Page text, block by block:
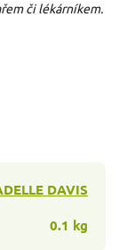
či lékárníkem.
DAVIS
0.1 kg